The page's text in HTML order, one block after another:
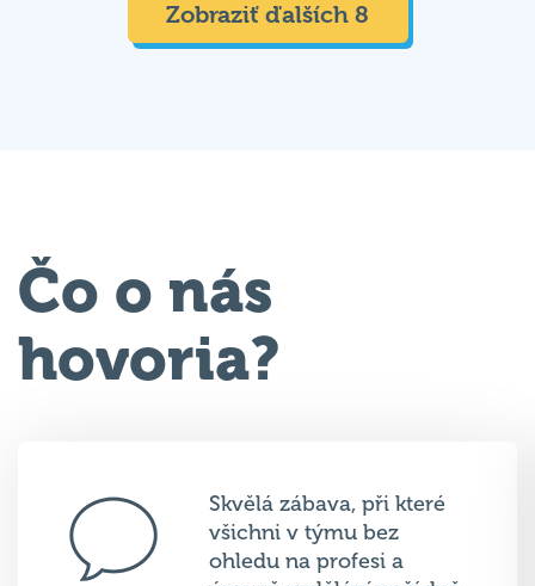
Zobraziť ďalších 8
Čo o nás
hovoria?
Skvělá zábava, při které
všichni v týmu bez
ohledu na profesi a